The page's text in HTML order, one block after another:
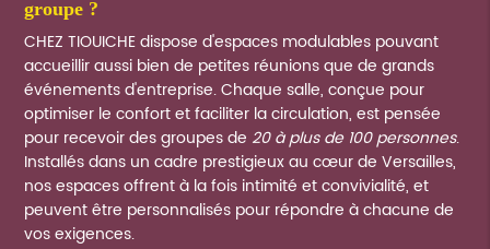
groupe ?
CHEZ TIOUICHE dispose d'espaces modulables pouvant
accueillir aussi bien de petites réunions que de grands
événements d'entreprise. Chaque salle, conçue pour
optimiser le confort et faciliter la circulation, est pensée
pour recevoir des groupes de 20 à plus de 100 personnes.
Installés dans un cadre prestigieux au cœur de Versailles,
nos espaces offrent à la fois intimité et convivialité, et
peuvent être personnalisés pour répondre à chacune de
vos exigences.